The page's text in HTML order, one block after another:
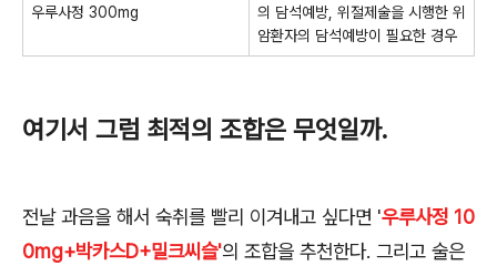
우루사정 300mg
의 담석예방, 위절제술을 시행한 위
암환자의 담석예방이 필요한 경우
여기서 그럼 최적의 조합은 무엇일까.
전날 과음을 해서 숙취를 빨리 이겨내고 싶다면 '우루사정 10
0mg+박카스D+밀크씨슬'의 조합을 추천한다. 그리고 술은